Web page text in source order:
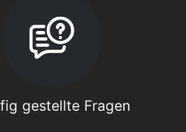
gestellte Fragen